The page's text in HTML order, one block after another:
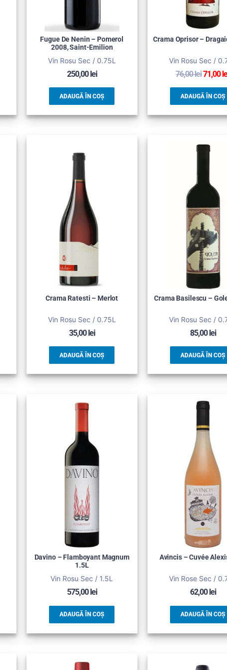
Fugue De Nenin – Pomerol
2008, Saint-Emilion
Vin Rosu Sec / 0.75L
250,00lei
ADAUGĂ ÎN COȘ
Crama Oprisor –
Vin Rosu Sec /
76,00lei71,00
ADAUGĂ ÎN COȘ
Crama Ratesti – Merlot
Vin Rosu Sec / 0.75L
35,00lei
ADAUGĂ ÎN COȘ
Crama Basilescu –
Vin Rosu Sec /
85,00lei
ADAUGĂ ÎN COȘ
Davino – Flamboyant Magnum
1.5L
Vin Rosu Sec / 1.5L
575,00 lei
ADAUGĂ ÎN COȘ
Avincis – Cuvée
Vin Rose Sec /
62,00 lei
ADAUGĂ ÎN COȘ